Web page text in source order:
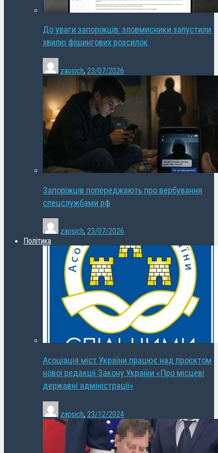
До уваги запоріжців: зловмисники запустили
хвилю фішингових розсилок
zapsich, 23/07/2026
Запоріжців попереджають про вербування
спецслужбами рф
zapsich, 23/07/2026
Політика
Асоціація міст України працює над проєктом
нової редакції Закону України «Про місцеві
державні адміністрації»
zapsich, 23/12/2024